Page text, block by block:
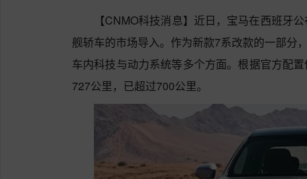
【CNMO科技消息】近日，宝马在西班牙
舰轿车的市场导入。作为新款7系改款的一部分
车内科技与动力系统等多个方面。根据官方配
727公里，已超过700公里。